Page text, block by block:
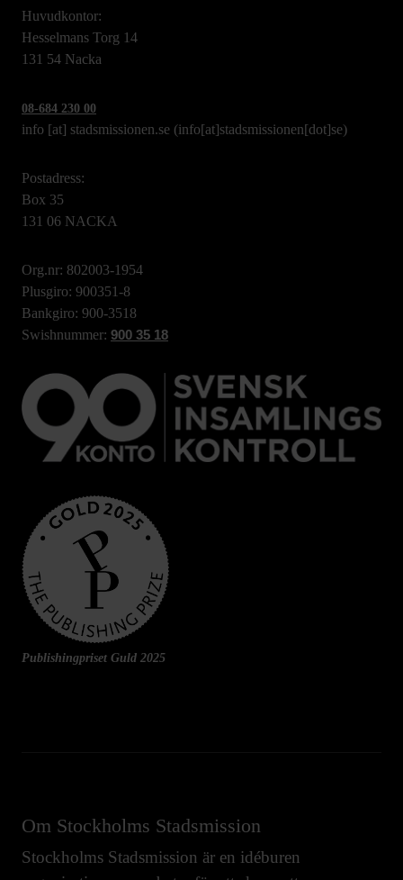
Huvudkontor:
Hesselmans Torg 14
131 54 Nacka
08-684 230 00
info [at] stadsmissionen.se (info[at]stadsmissionen[dot]se)
Postadress:
Box 35
131 06 NACKA
Org.nr: 802003-1954
Plusgiro: 900351-8
Bankgiro: 900-3518
Swishnummer: 900 35 18
Publishingpriset Guld 2025
Om Stockholms Stadsmission
Stockholms Stadsmission är en idéburen